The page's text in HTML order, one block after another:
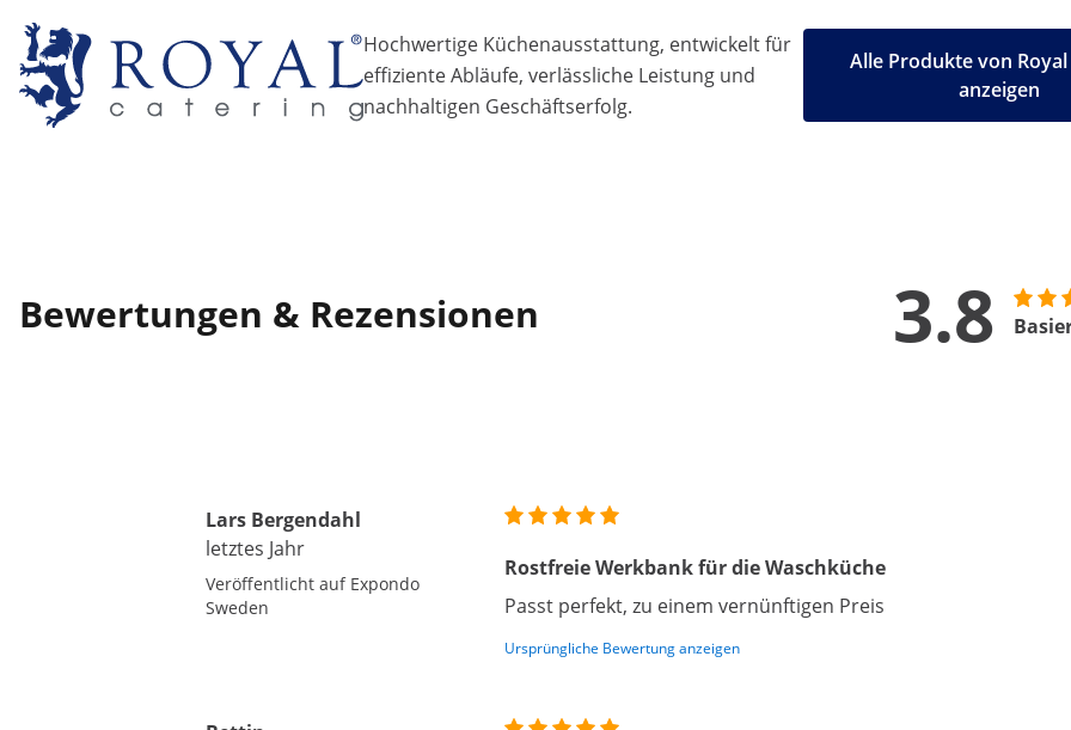
Hochwertige Küchenausstattung, entwickelt für
effiziente Abläufe, verlässliche Leistung und
nachhaltigen Geschäftserfolg.
Alle Produkte von
anzeigen
Bewertungen & Rezensionen 3.8
Lars Bergendahl
letztes Jahr
Veröffentlicht auf Expondo
Sweden
Rostfreie Werkbank für die Waschküche
Passt perfekt, zu einem vernünftigen Preis
Ursprüngliche Bewertung anzeigen